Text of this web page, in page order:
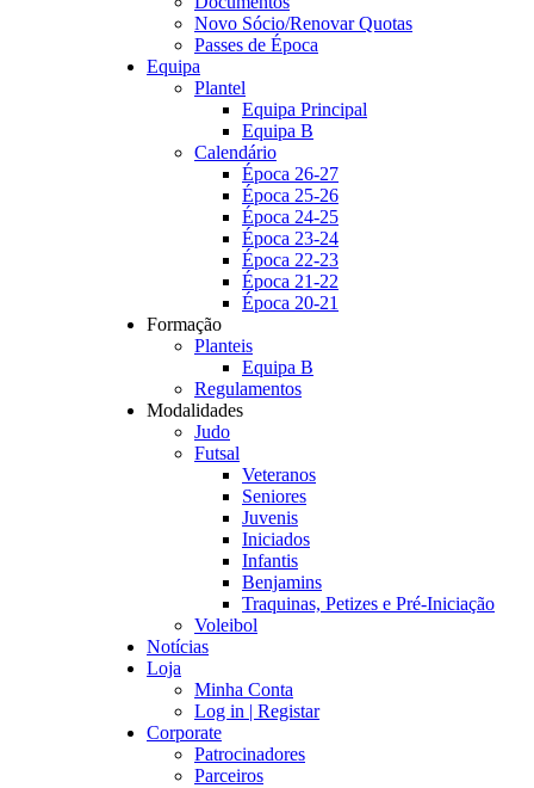
Novo Sócio/Renovar Quotas
Passes de Época
Equipa
Plantel
Equipa Principal
Equipa B
Calendário
Época 26-27
Época 25-26
Época 24-25
Época 23-24
Época 22-23
Época 21-22
Época 20-21
Formação
Planteis
Equipa B
Regulamentos
Modalidades
Judo
Futsal
Veteranos
Seniores
Juvenis
Iniciados
Infantis
Benjamins
Traquinas, Petizes e Pré-Iniciação
Voleibol
Notícias
Loja
Minha Conta
Log in | Registar
Corporate
Patrocinadores
Parceiros